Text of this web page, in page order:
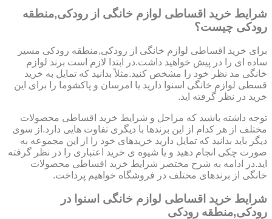
شرایط خرید اقساطی لوازم خانگی از رودکی,منطقه
رودکی چیست؟
برای خرید اقساطی لوازم خانگی از رودکی,منطقه رودکی مسیر
ساده ای را در پیش خواهید داشت.در ابتدا لازم است برند لوازم
خانگی مد نظر خود را مشخص کنید.مثلاً بدانید که تمایل به خرید
قسطی لوازم خانگی اسنوا دارید یا امرسان و پاکشوما را برای این
خرید در نظر گرفته اید.
توجه داشته باشید که مراحل و شرایط خرید اقساطی محصولات
مختلف از هر کدام از این برندها با دیگری تفاوت هایی دارد.از سوی
دیگر باید بدانید که تمایل دارید خریدهای خود را از این مجموعه به
صورت چکی انجام دهید و یا شیوه ی خرید اعتباری را در نظر گرفته
اید.در ادامه به شرح مختصر شرایط خرید اقساطی محصولات
خانگی از برندهای مختلف در فروشگاه خواهیم پرداخت.
شرایط خرید اقساطی لوازم خانگی اسنوا در
رودکی,منطقه رودکی